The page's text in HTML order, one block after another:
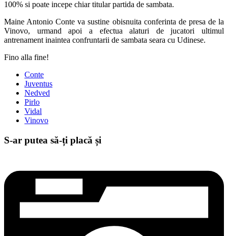
100% si poate incepe chiar titular partida de sambata.
Maine Antonio Conte va sustine obisnuita conferinta de presa de la
Vinovo, urmand apoi a efectua alaturi de jucatori ultimul
antrenament inaintea confruntarii de sambata seara cu Udinese.
Fino alla fine!
Conte
Juventus
Nedved
Pirlo
Vidal
Vinovo
S-ar putea să-ți placă și